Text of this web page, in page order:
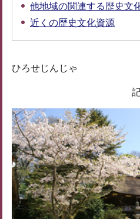
他地域の関連する歴史文
近くの歴史文化資源
ひろせじんじゃ